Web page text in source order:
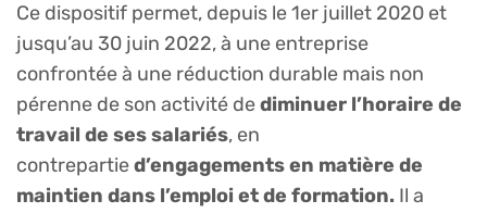
Ce dispositif permet, depuis le 1er juillet 2020 et
jusqu’au 30 juin 2022, à une entreprise
confrontée à une réduction durable mais non
pérenne de son activité dediminuer l’horaire de
travail de ses salariés, en
contrepartied’engagements en matière de
maintien dans l’emploi et de formation. Il a